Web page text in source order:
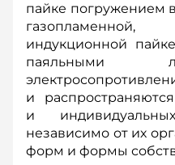
пайке погружением
газопламенной,
индукционной
паяльными
и
и
независимо от их
форм и формы